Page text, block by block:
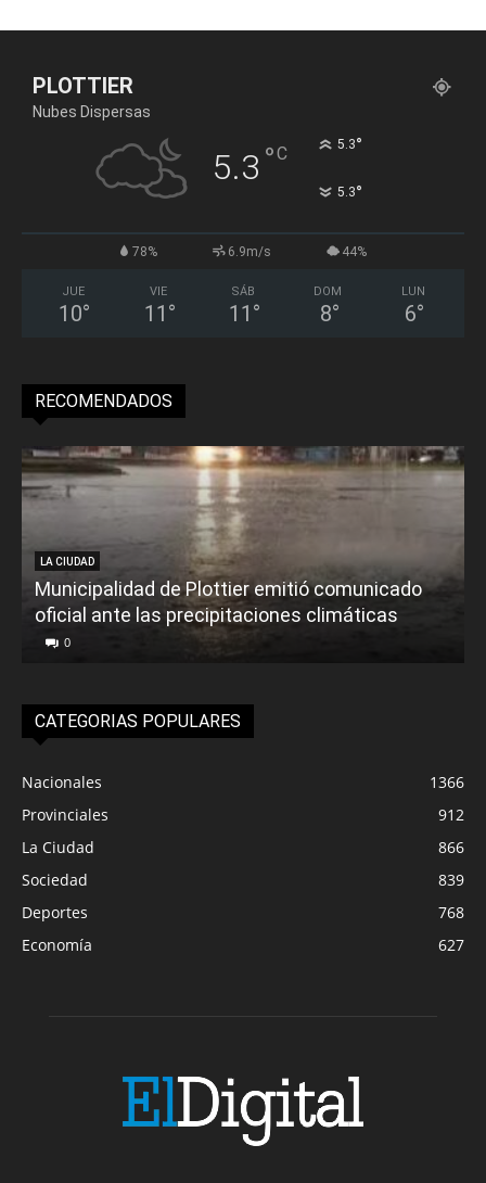
PLOTTIER
Nubes Dispersas
5.3 °C 5.3°
5.3°
78% 6.9m/s 44%
JUE
10°
VIE
11 °
SÁB
11 °
DOM
8°
LUN
6°
RECOMENDADOS
LA CIUDAD
Municipalidad de Plottier emitió comunicado
oficial ante las precipitaciones climáticas
0
CATEGORIAS POPULARES
Nacionales
1366
Provinciales
912
La Ciudad
866
Sociedad
839
Deportes
768
Economía
627